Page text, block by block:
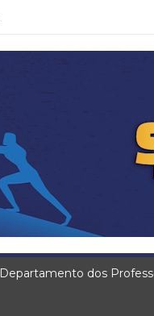
Departamento dos